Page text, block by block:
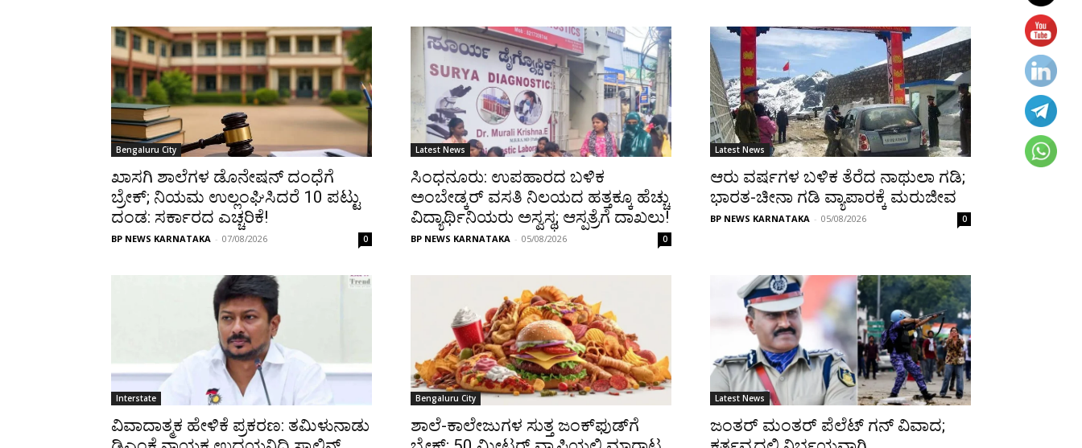
Bengaluru City
ಖಾಸಗಿ ಶಾಲೆಗಳ ಡೊನೇಷನ್ ದಂಧೆಗೆ
ಬ್ರೇಕ್; ನಿಯಮ ಉಲ್ಲಂಘಿಸಿದರೆ 10 ಪಟ್ಟು
ದಂಡ: ಸರ್ಕಾರದ ಎಚ್ಚರಿಕೆ!
BP NEWS KARNATAKA - 07/08/2026 0
Latest News
ಸಿಂಧನೂರು: ಉಪಹಾರದ ಬಳಿಕ
ಅಂಬೇಡ್ಕರ್ ವಸತಿ ನಿಲಯದ ಹತ್ತಕ್ಕೂ ಹೆಚ್ಚು
ವಿದ್ಯಾರ್ಥಿನಿಯರು ಅಸ್ವಸ್ಥ; ಆಸ್ಪತ್ರೆಗೆ ದಾಖಲು!
BP NEWS KARNATAKA - 05/08/2026 0
Latest News
ಆರು ವರ್ಷಗಳ ಬಳಿಕ ತೆರೆದ ನಾಥುಲಾ ಗಡಿ;
ಭಾರತ-ಚೀನಾ ಗಡಿ ವ್ಯಾಪಾರಕ್ಕೆ ಮರುಜೀವ
BP NEWS KARNATAKA - 05/08/2026 0
Interstate
ವಿವಾದಾತ್ಮಕ ಹೇಳಿಕೆ ಪ್ರಕರಣ: ತಮಿಳುನಾಡು
Bengaluru City
ಶಾಲೆ-ಕಾಲೇಜುಗಳ ಸುತ್ತ ಜಂಕ್‌ಫುಡ್‌ಗೆ
Latest News
ಜಂತರ್ ಮಂತರ್ ಪೆಲೆಟ್ ಗನ್ ವಿವಾದ;